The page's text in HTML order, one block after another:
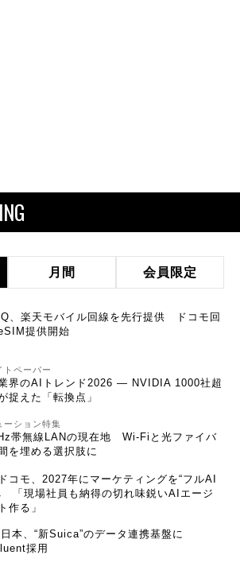
月間 会員限定
、楽天モバイル回線を先行提供 ドコモ回
提供開始
トペーパー
界のAIトレンド2026 ― NVIDIA 1000社超
捉えた「転換点」
ーション特集
帯無線LANの現在地 Wi-Fiと光ファイバ
を埋める選択肢に
コモ、2027年にマーケティングを“フルAI
「現場社員も納得の切れ味鋭いAIエージ
作る」
本、“新Suica”のデータ連携基盤に
採用